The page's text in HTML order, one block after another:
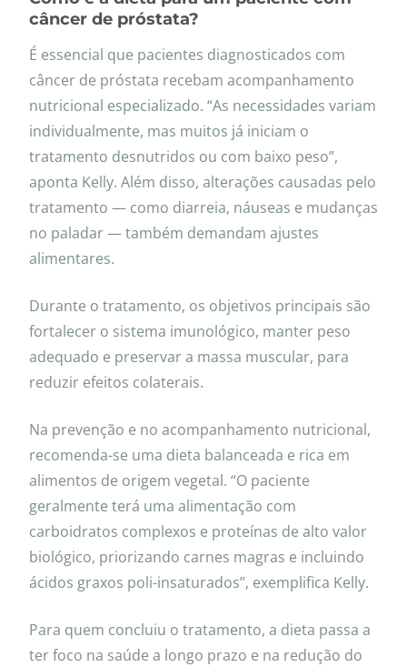
câncer de próstata?
É essencial que pacientes diagnosticados com
câncer de próstata recebam acompanhamento
nutricional especializado. “As necessidades variam
individualmente, mas muitos já iniciam o
tratamento desnutridos ou com baixo peso”,
aponta Kelly. Além disso, alterações causadas pelo
tratamento — como diarreia, náuseas e mudanças
no paladar — também demandam ajustes
alimentares.
Durante o tratamento, os objetivos principais são
fortalecer o sistema imunológico, manter peso
adequado e preservar a massa muscular, para
reduzir efeitos colaterais.
Na prevenção e no acompanhamento nutricional,
recomenda-se uma dieta balanceada e rica em
alimentos de origem vegetal. “O paciente
geralmente terá uma alimentação com
carboidratos complexos e proteínas de alto valor
biológico, priorizando carnes magras e incluindo
ácidos graxos poli-insaturados”, exemplifica Kelly.
Para quem concluiu o tratamento, a dieta passa a
ter foco na saúde a longo prazo e na redução do